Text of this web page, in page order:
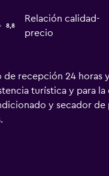
8,8
Relación calidad-
precio
recepción 24
turística y para
y secador